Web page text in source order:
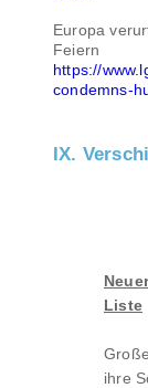
Europa
Feiern
https://
condemns-
IX.
Liste
ihre